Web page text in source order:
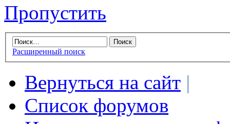
Пропустить
Расширенный поиск
Вернуться на сайт |
Список форумов